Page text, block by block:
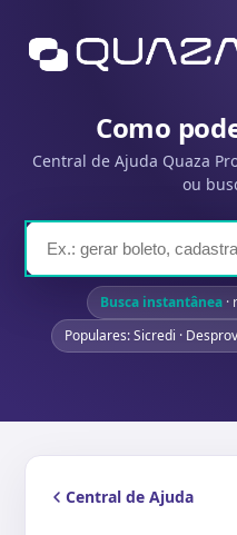
Como
Central de Ajuda Quaza
ou
Busca instantânea
Populares: Sicredi ·
Central de Ajuda